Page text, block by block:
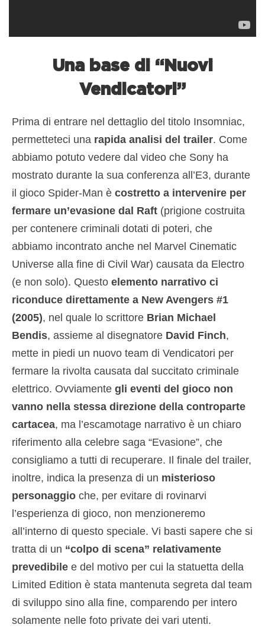
Una base di “Nuovi
Vendicatori”
Prima di entrare nel dettaglio del titolo Insomniac,
permetteteci una rapida analisi del trailer. Come
abbiamo potuto vedere dal video che Sony ha
mostrato durante la sua conferenza all’E3, durante
il gioco Spider-Man è costretto a intervenire per
fermare un’evasione dal Raft (prigione costruita
per contenere criminali dotati di poteri, che
abbiamo incontrato anche nel Marvel Cinematic
Universe alla fine di Civil War) causata da Electro
(e non solo). Questo elemento narrativo ci
riconduce direttamente a New Avengers #1
(2005), nel quale lo scrittore Brian Michael
Bendis, assieme al disegnatore David Finch,
mette in piedi un nuovo team di Vendicatori per
fermare la rivolta causata dal succitato criminale
elettrico. Ovviamente gli eventi del gioco non
vanno nella stessa direzione della controparte
cartacea, ma l’escamotage narrativo è un chiaro
riferimento alla celebre saga “Evasione”, che
consigliamo a tutti di recuperare. Il finale del trailer,
inoltre, indica la presenza di un misterioso
personaggio che, per evitare di rovinarvi
l’esperienza di gioco, non menzioneremo
all’interno di questo speciale. Vi basti sapere che si
tratta di un “colpo di scena” relativamente
prevedibile e del motivo per cui la statuetta della
Limited Edition è stata mantenuta segreta dal team
di sviluppo sino alla fine, comparendo per intero
solamente nelle foto private dei vari utenti.